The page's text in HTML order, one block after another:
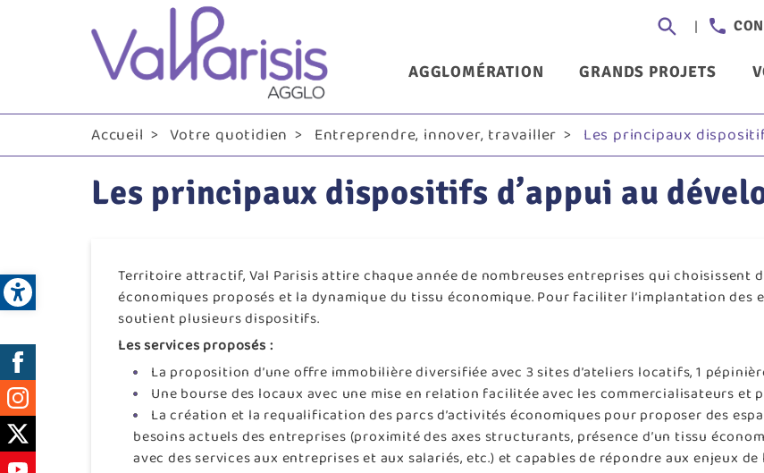
Open toolbar
principal
-
MenuAGGLOMÉRATION GRANDS PROJETS
Accueil Votre quotidien Entreprendre, innover, travailler Les principaux
Réseaux
sociaux
Les principaux dispositifs d’appui au
Territoire attractif, Val Parisis attire chaque année de nombreuses entreprises qui choisissent
économiques proposés et la dynamique du tissu économique. Pour faciliter l’implantation des
soutient plusieurs dispositifs.
Les services proposés :
La proposition d’une offre immobilière diversifiée avec 3 sites d’ateliers locatifs, 1
Une bourse des locaux avec une mise en relation facilitée avec les commercialisateurs
La création et la requalification des parcs d’activités économiques pour proposer des
besoins actuels des entreprises (proximité des axes structurants, présence d’un tissu
avec des services aux entreprises et aux salariés, etc.) et capables de répondre aux enjeux